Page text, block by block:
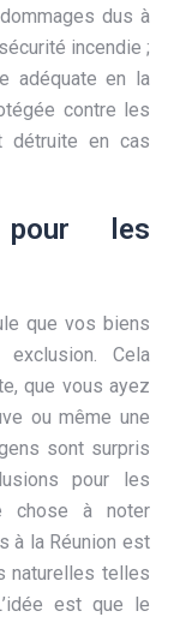
dus à
incendie ;
adéquate en la
contre les
détruite en cas
pour les
que vos biens
Cela
que vous ayez
ou même une
sont surpris
pour les
chose à noter
à la Réunion est
naturelles telles
est que le